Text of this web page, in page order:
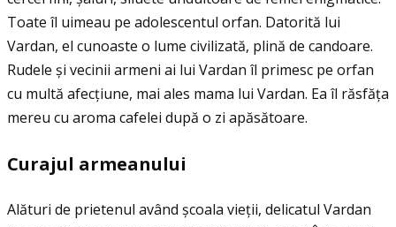
Toate îl uimeau pe adolescentul orfan. Datorită lui
Vardan, el cunoaste o lume civilizată, plină de candoare.
Rudele și vecinii armeni ai lui Vardan îl primesc pe orfan
cu multă afecţiune, mai ales mama lui Vardan. Ea îl răsfăţa
mereu cu aroma cafelei după o zi apăsătoare.
Curajul armeanului
Alături de prietenul având școala vieţii, delicatul Vardan